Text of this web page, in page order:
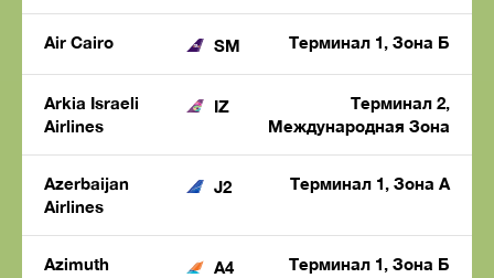
Air Cairo SM Терминал 1, Зона Б
Arkia Israeli
Airlines
IZ
Терминал 2,
Международная Зона
Azerbaijan
Airlines
J2 Терминал 1, Зона A
Azimuth A4 Терминал 1, Зона Б